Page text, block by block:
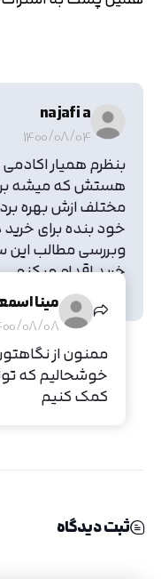
najafi a
1400/08/04
بنظرم همیار
هستش که میشه
مختلف ازش بهره برد
خود بنده برای
وبررسی مطالب این
خرید اقدام میکنم
ممنون از تیم
مینا
08/08
ممنون از
خوشحالیم که
کمک کنیم
ثبت دیدگاه